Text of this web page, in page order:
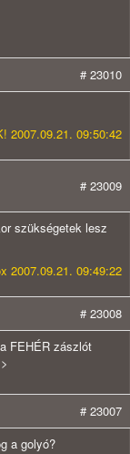
# 23010
2007.09.21. 09:50:42
# 23009
szükségetek lesz
2007.09.21. 09:49:22
# 23008
FEHÉR zászlót
# 23007
a golyó?